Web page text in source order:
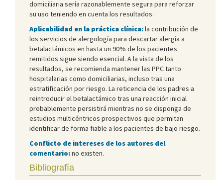
domiciliaria sería razonablemente segura para reforzar
su uso teniendo en cuenta los resultados.
Aplicabilidad en la práctica clínica:la contribución de
los servicios de alergología para descartar alergia a
betalactámicos en hasta un 90% de los pacientes
remitidos sigue siendo esencial. A la vista de los
resultados, se recomienda mantener las PPC tanto
hospitalarias como domiciliarias, incluso tras una
estratificación por riesgo. La reticencia de los padres a
reintroducir el betalactámico tras una reacción inicial
probablemente persistirá mientras no se disponga de
estudios multicéntricos prospectivos que permitan
identificar de forma fiable a los pacientes de bajo riesgo.
Conflicto de intereses de los autores del
comentario:no existen.
Bibliografía